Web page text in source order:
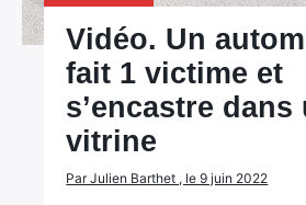
Vidéo. Un
fait 1 victime et
s’encastre dans
vitrine
Par Julien Barthet , le 9 juin 2022